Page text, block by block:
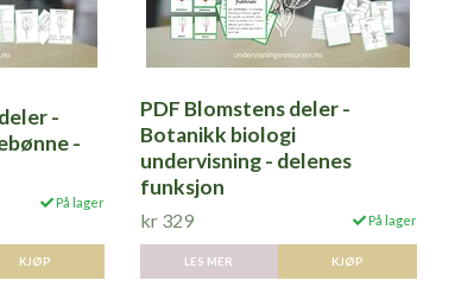
-
-
På lager
KJØP
PDF Blomstens deler -
Botanikk biologi
undervisning - delenes
funksjon
kr 329 På lager
LES MER KJØP